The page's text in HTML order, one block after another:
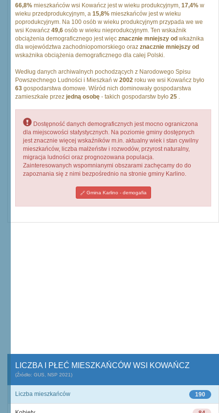
66,8% mieszkańców wsi Kowańcz jest w wieku produkcyjnym, 17,4% w
wieku przedprodukcyjnym, a 15,8% mieszkańców jest w wieku
poprodukcyjnym. Na 100 osób w wieku produkcyjnym przypada we we
wsi Kowańcz 49,6 osób w wieku nieprodukcyjnym. Ten wskaźnik
obciążenia demograficznego jest więc znacznie mniejszy od wkażnika
dla województwa zachodniopomorskiego oraz znacznie mniejszy od
wskażnika obciążenia demograficznego dla całej Polski.
Według danych archiwalnych pochodzących z Narodowego Spisu
Powszechnego Ludności i Mieszkań w 2002 roku we wsi Kowańcz było
63 gospodarstwa domowe. Wśród nich dominowały gospodarstwa
zamieszkałe przez jedną osobę - takich gospodarstw było 25 .
Dostępność danych demograficznych jest mocno ograniczona
dla miejscowości statystycznych. Na poziomie gminy dostępnych
jest znacznie więcej wskaźników m.in. aktualny wiek i stan cywilny
mieszkańców, liczba małżeństw i rozwodów, przyrost naturalny,
migracja ludności oraz prognozowana populacja.
Zainteresowanych wspomnianymi obszarami zachęcamy do do
zapoznania się z nimi bezpośrednio na stronie gminy Karlino.
Gmina Karlino - demogafia
LICZBA I PŁEĆ MIESZKAŃCÓW WSI KOWAŃCZ
(Źródło: GUS, NSP 2021)
190
Liczba mieszkańców